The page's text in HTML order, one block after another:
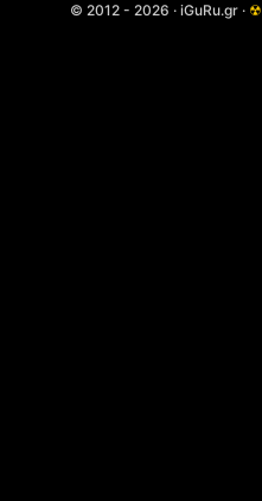
© 2012 - 2026 · iGuRu.gr · ☢